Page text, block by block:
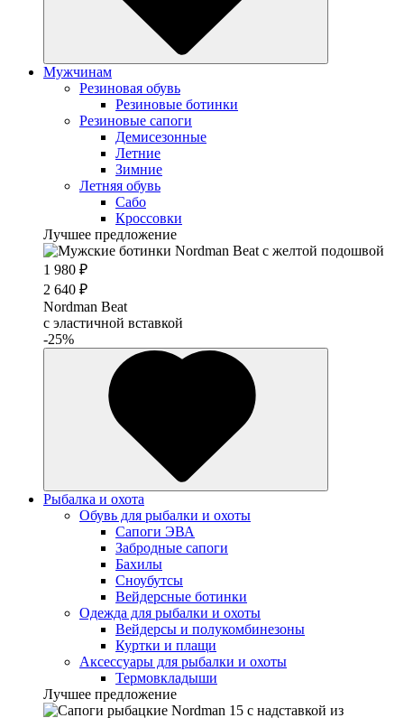
Мужчинам
Резиновая обувь
Резиновые ботинки
Резиновые сапоги
Демисезонные
Летние
Зимние
Летняя обувь
Сабо
Кроссовки
Лучшее предложение
1 980 ₽
2 640 ₽
Nordman Beat
с эластичной вставкой
-25%
Рыбалка и охота
Обувь для рыбалки и охоты
Сапоги ЭВА
Забродные сапоги
Бахилы
Сноубутсы
Вейдерсные ботинки
Одежда для рыбалки и охоты
Вейдерсы и полукомбинезоны
Куртки и плащи
Аксессуары для рыбалки и охоты
Термовкладыши
Лучшее предложение